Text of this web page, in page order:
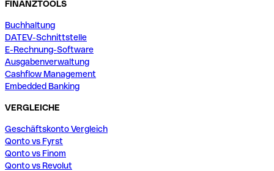
FINANZTOOLS
Buchhaltung
DATEV-Schnittstelle
E-Rechnung-Software
Ausgabenverwaltung
Cashflow Management
Embedded Banking
VERGLEICHE
Geschäftskonto Vergleich
Qonto vs Fyrst
Qonto vs Finom
Qonto vs Revolut